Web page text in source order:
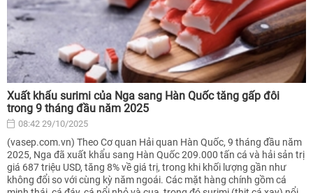
Xuất khẩu surimi của Nga sang Hàn Quốc tăng gấp đôi
trong 9 tháng đầu năm 2025
08:42 29/10/2025
(vasep.com.vn) Theo Cơ quan Hải quan Hàn Quốc, 9 tháng đầu năm
2025, Nga đã xuất khẩu sang Hàn Quốc 209.000 tấn cá và hải sản trị
giá 687 triệu USD, tăng 8% về giá trị, trong khi khối lượng gần như
không đổi so với cùng kỳ năm ngoái. Các mặt hàng chính gồm cá